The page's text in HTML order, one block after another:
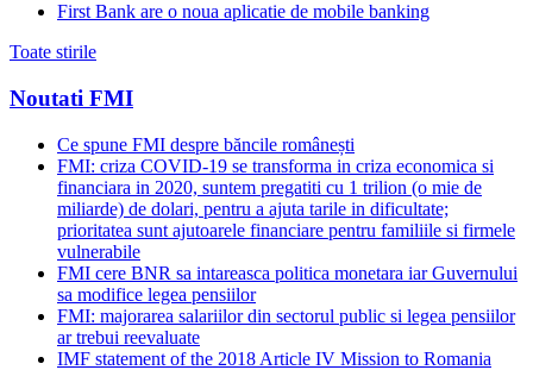
First Bank are o noua aplicatie de mobile banking
Toate stirile
Noutati FMI
Ce spune FMI despre băncile românești
FMI: criza COVID-19 se transforma in criza economica si
financiara in 2020, suntem pregatiti cu 1 trilion (o mie de
miliarde) de dolari, pentru a ajuta tarile in dificultate;
prioritatea sunt ajutoarele financiare pentru familiile si firmele
vulnerabile
FMI cere BNR sa intareasca politica monetara iar Guvernului
sa modifice legea pensiilor
FMI: majorarea salariilor din sectorul public si legea pensiilor
ar trebui reevaluate
IMF statement of the 2018 Article IV Mission to Romania